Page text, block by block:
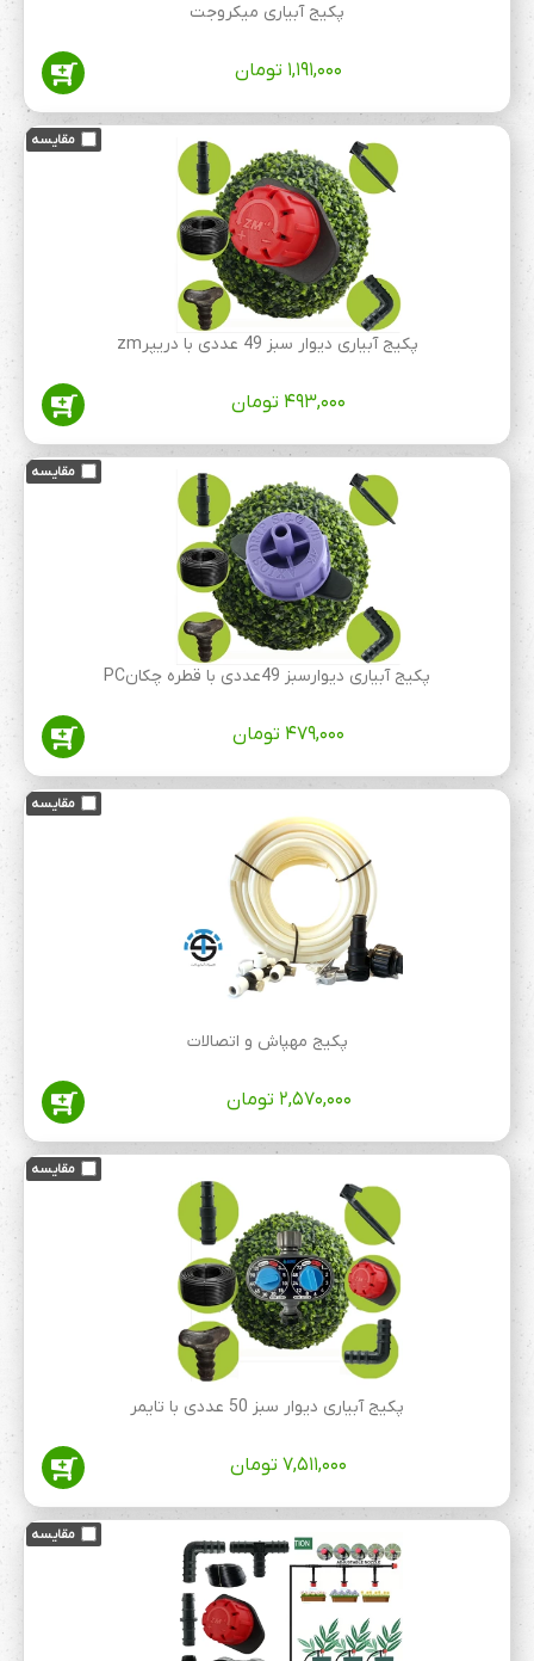
پکیج آبیاری میکروجت
۱,۱۹۱,۰۰۰ تومان
پکیج آبیاری دیوار سبز 49 عددی با دریپرzm
۴۹۳,۰۰۰ تومان
پکیج آبیاری دیوارسبز 49عددی با قطره چکانPC
۴۷۹,۰۰۰ تومان
پکیج مهپاش و اتصالات
۲,۵۷۰,۰۰۰ تومان
پکیج آبیاری دیوار سبز 50 عددی با تایمر
۷,۵۱۱,۰۰۰ تومان